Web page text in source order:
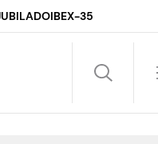
IBEX-35